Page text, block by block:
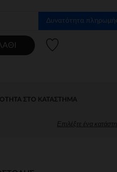
Δυνατότητα
ΣΤΟ ΚΑΤΆΣΤΗΜΑ
Επιλέξτε ένα